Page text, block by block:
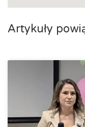
Artykuły